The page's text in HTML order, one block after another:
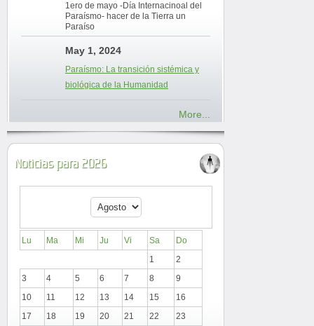
1ero de mayo -Día Internacinoal del
Paraísmo- hacer de la Tierra un
Paraíso
May 1, 2024
Paraísmo: La transición sistémica y
biológica de la Humanidad
More...
Noticias para 2026
Lu Ma Mi Ju Vi Sa
Do
1
2
3
4 5 6 7 8
9
10
11 12 13 14 15
16
17
18 19 20 21 22
23